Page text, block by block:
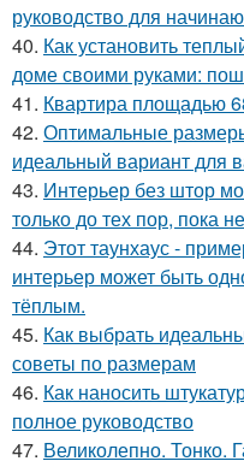
руководство для
40. Как установить
доме своими руками:
41. Квартира площадью
42. Оптимальные
идеальный вариант для
43. Интерьер без штор
только до тех пор, пока
44. Этот таунхаус -
интерьер может быть
тёплым.
45. Как выбрать
советы по размерам
46. Как наносить
полное руководство
47. Великолепно. Тонко.